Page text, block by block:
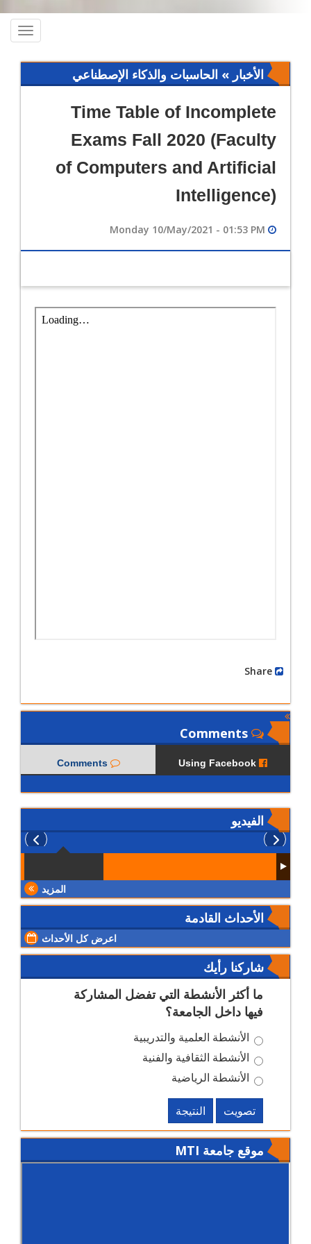
الأخبار » الحاسبات والذكاء الإصطناعي
Time Table of Incomplete
Exams Fall 2020 (Faculty
of Computers and Artificial
Intelligence)
Comments
الفيديو
المزيد
الأحداث القادمة
اعرض كل الأحداث
شاركنا رأيك
ما أكثر الأنشطة التي تفضل المشاركة
فيها داخل الجامعة؟
الأنشطة العلمية والتدريبية
الأنشطة الثقافية والفنية
الأنشطة الرياضية
تصويت النتيجة
موقع جامعة MTI